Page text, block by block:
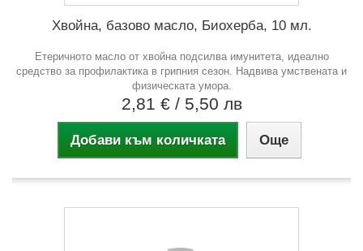
Хвойна, базово масло, Биохерба, 10 мл.
Етеричното масло от хвойна подсилва имунитета, идеално
средство за профилактика в грипния сезон. Надвива умствената и
физическата умора.
2,81 € / 5,50 лв
Добави към количката Още